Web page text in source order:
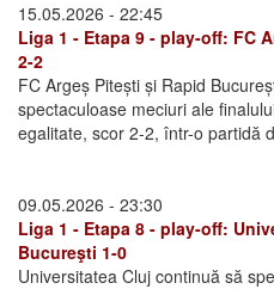
15.05.2026 - 22:45
Liga 1 - Etapa 9 - play-off: FC
2-2
FC Argeș Pitești și Rapid
spectaculoase meciuri ale
egalitate, scor 2-2, într-o partidă
09.05.2026 - 23:30
Liga 1 - Etapa 8 - play-off:
Bucureşti 1-0
Universitatea Cluj continuă să